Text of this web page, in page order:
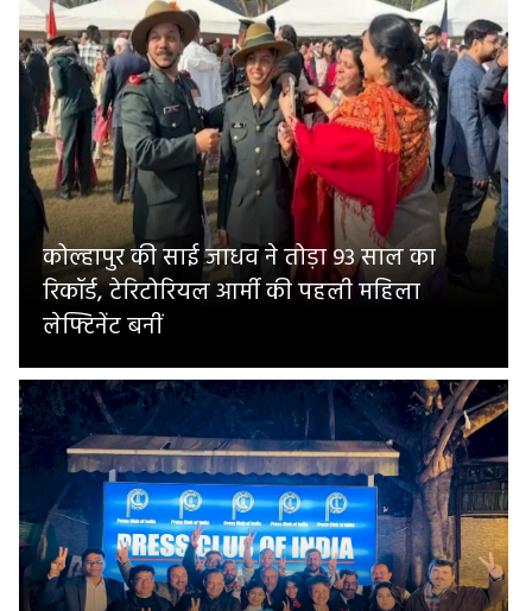
कोल्हापुर की साई जाधव ने तोड़ा 93 साल का
रिकॉर्ड, टेरिटोरियल आर्मी की पहली महिला
लेफ्टिनेंट बनीं